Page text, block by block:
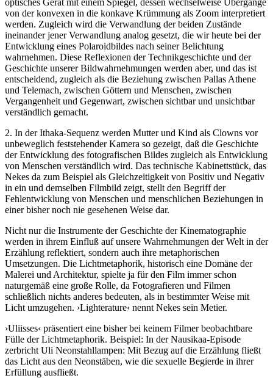
von der konvexen in die konkave Krümmung als Zoom interpretiert
werden. Zugleich wird die Verwandlung der beiden Zustände
ineinander jener Verwandlung analog gesetzt, die wir heute bei der
Entwicklung eines Polaroidbildes nach seiner Belichtung
wahrnehmen. Diese Reflexionen der Technikgeschichte und der
Geschichte unserer Bildwahrnehmungen werden aber, und das ist
entscheidend, zugleich als die Beziehung zwischen Pallas Athene
und Telemach, zwischen Göttern und Menschen, zwischen
Vergangenheit und Gegenwart, zwischen sichtbar und unsichtbar
verständlich gemacht.
2. In der Ithaka-Sequenz werden Mutter und Kind als Clowns vor
unbeweglich feststehender Kamera so gezeigt, daß die Geschichte
der Entwicklung des fotografischen Bildes zugleich als Entwicklung
von Menschen verständlich wird. Das technische Kabinettstück, das
Nekes da zum Beispiel als Gleichzeitigkeit von Positiv und Negativ
in ein und demselben Filmbild zeigt, stellt den Begriff der
Fehlentwicklung von Menschen und menschlichen Beziehungen in
einer bisher noch nie gesehenen Weise dar.
Nicht nur die Instrumente der Geschichte der Kinematographie
werden in ihrem Einfluß auf unsere Wahrnehmungen der Welt in der
Erzählung reflektiert, sondern auch ihre metaphorischen
Umsetzungen. Die Lichtmetaphorik, historisch eine Domäne der
Malerei und Architektur, spielte ja für den Film immer schon
naturgemäß eine große Rolle, da Fotografieren und Filmen
schließlich nichts anderes bedeuten, als in bestimmter Weise mit
Licht umzugehen. ›Lighterature‹ nennt Nekes sein Metier.
›Uliisses‹ präsentiert eine bisher bei keinem Filmer beobachtbare
Fülle der Lichtmetaphorik. Beispiel: In der Nausikaa-Episode
zerbricht Uli Neonstahllampen: Mit Bezug auf die Erzählung fließt
das Licht aus den Neonstäben, wie die sexuelle Begierde in ihrer
Erfüllung ausfließt.